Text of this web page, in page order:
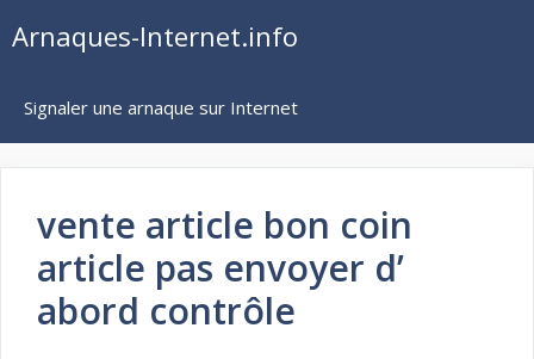
auArnaques-Internet.info
Signaler une arnaque sur Internet
vente article bon coin
article pas envoyer d’
abord contrôle